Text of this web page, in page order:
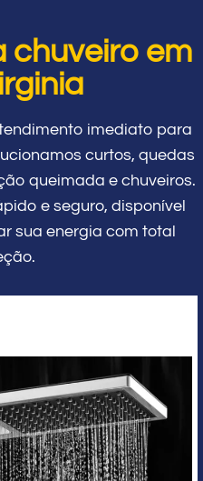
chuveiro em
imediato para
curtos, quedas
queimada e chuveiros.
e seguro, disponível
sua energia com total